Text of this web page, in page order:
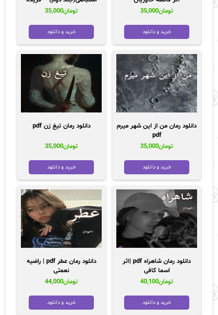
تومان35,000
خرید و دانلود
بانوتومان35,000
خرید و دانلود
دانلود رمان من از این شهر میرم
pdf
تومان35,000
خرید و دانلود
دانلود رمان تیغ زن pdf
تومان35,000
خرید و دانلود
دانلود رمان شاهراه pdf |اثر
اسما کافی
تومان40,100
خرید و دانلود
دانلود رمان عطر pdf | راضیه
نعمتی
تومان44,000
خرید و دانلود